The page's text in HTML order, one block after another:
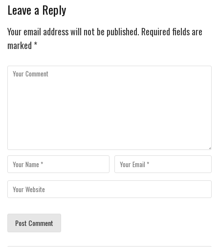
Leave a Reply
Your email address will not be published. Required fields are
marked *